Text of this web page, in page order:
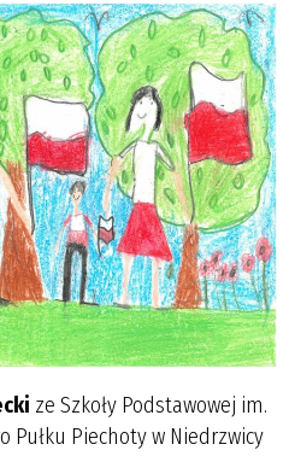
ze Szkoły Podstawowej im.
Pułku Piechoty w Niedrzwicy